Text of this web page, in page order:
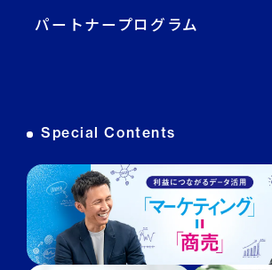
DECA オンライン接客
DECA for LINE
DECA for Instagram
パートナープログラム
Special Contents